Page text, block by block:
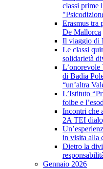
classi prime
Erasmus tra
De Mallorca
Il viaggio di
Le classi
solidarietà
di Badia
“un’altra
L’Istituto
foibe e
Incontri che
2A TEI
in visita alla
Dietro la
Gennaio 2026